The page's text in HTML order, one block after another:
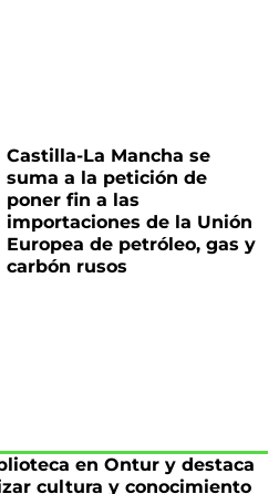
Castilla-La Mancha se
suma a la petición de
poner fin a las
importaciones de la Unión
Europea de petróleo, gas y
carbón rusos
en Ontur y destaca
cultura y conocimiento